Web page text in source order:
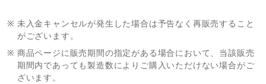
※ 未入金キャンセルが発生した場合は予告なく再販売すること
がございます。
※ 商品ページに販売期間の指定がある場合において、当該販売
期間内であっても製造数によりご購入いただけない場合がご
ざいます。